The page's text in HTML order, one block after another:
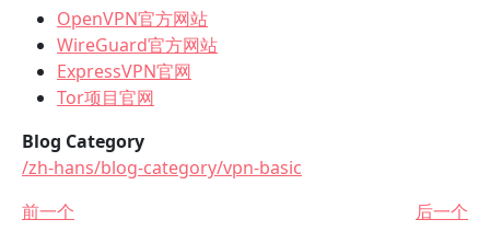
OpenVPN官方网站
WireGuard官方网站
ExpressVPN官网
Tor项目官网
Blog Category
/zh-hans/blog-category/vpn-basic
前一个
后一个